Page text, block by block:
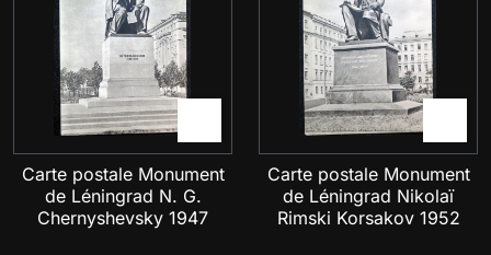
Carte postale Monument
de Léningrad N. G.
Chernyshevsky 1947
Carte postale Monument
de Léningrad Nikolaï
Rimski Korsakov 1952